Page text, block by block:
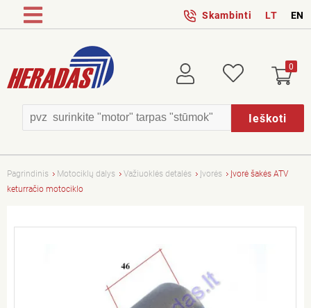
Skambinti LT EN
Ieškoti
Prisijungti Patikusios 0
Pagrindinis Motociklų dalys Važiuoklės detalės Įvorės
Įvorė šakės ATV
keturračio motociklo